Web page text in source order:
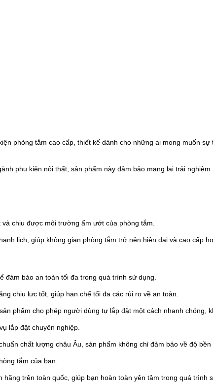
phòng tắm cao cấp, thiết kế dành cho những ai mong muốn
phụ kiện nội thất, sản phẩm này đảm bảo mang lại trải
chịu được môi trường ẩm ướt của phòng tắm.
lịch, giúp không gian phòng tắm trở nên hiện đại và cao cấp
đảm bảo an toàn tối đa trong quá trình sử dụng.
chịu lực tốt, giúp hạn chế tối đa các rủi ro về an toàn.
phẩm cho phép người dùng tự lắp đặt một cách nhanh chóng,
lắp đặt chuyên nghiệp.
chất lượng châu Âu, sản phẩm không chỉ đảm bảo về độ bền
tắm của bạn.
trên toàn quốc, giúp bạn hoàn toàn yên tâm trong quá trình